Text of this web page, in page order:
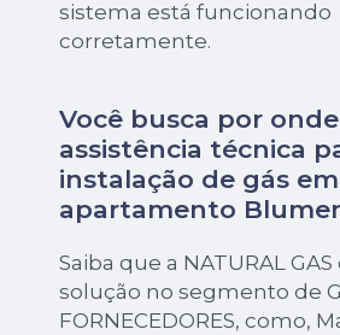
sistema está funcionando
corretamente.
Você busca por
assistência técnica
instalação de gás em
apartamento
Saiba que a NATURAL
solução no segmento de
FORNECEDORES, como,